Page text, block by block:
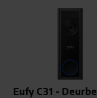
Eufy C31 - Deurbel